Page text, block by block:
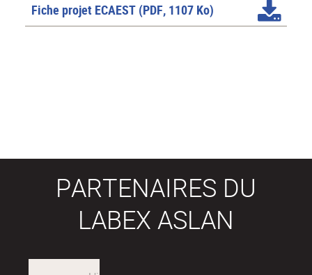
Fiche projet ECAEST (PDF, 1107 Ko)
PARTENAIRES DU
LABEX ASLAN